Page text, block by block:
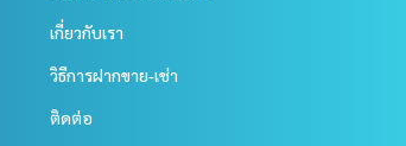
เกี่ยวกับเรา
วิธีการฝากขาย-เช่า
ติดต่อ